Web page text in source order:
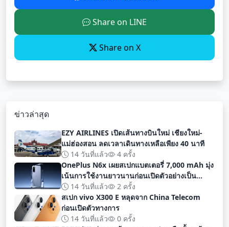
Share on LINE
Share on X
ข่าวล่าสุด
EZY AIRLINES เปิดเส้นทางบินใหม่ เชียงใหม่-
แม่ฮ่องสอน ลดเวลาเดินทางเหลือเพียง 40 นาที
14 วันที่แล้ว
4 ครั้ง
OnePlus N6x เผยสเปกแบตเตอรี่ 7,000 mAh มุ่ง
เน้นการใช้งานยาวนานก่อนเปิดตัวอย่างเป็น
ทางการ
14 วันที่แล้ว
2 ครั้ง
สเปก vivo X300 E หลุดจาก China Telecom
ก่อนเปิดตัวทางการ
14 วันที่แล้ว
0 ครั้ง